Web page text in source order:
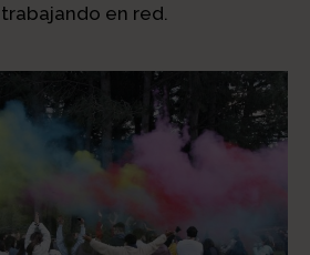
en red.